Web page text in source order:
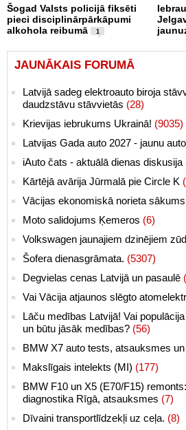
Šogad Valsts policijā fiksēti
pieci disciplinārpārkāpumi
alkohola reibumā
1
JAUNĀKAIS FORUMĀ
Latvijā sadeg elektroauto biroja
daudzstāvu stāvvietās (28)
Krievijas iebrukums Ukrainā! (9035)
Latvijas Gada auto 2027 - jaunu
iAuto čats - aktuālā dienas diskusija
Kārtējā avārija Jūrmalā pie Circle K
Vācijas ekonomiskā norieta
Moto salidojums Ķemeros (6)
Volkswagen jaunajiem dzinējiem
Šofera dienasgrāmata. (5307)
Degvielas cenas Latvijā un pasaulē
Vai Vācija atjaunos slēgto
Lāču medības Latvijā! Vai
un būtu jāsāk medības? (56)
BMW X7 auto tests, atsauksmes
Makslīgais intelekts (MI) (177)
BMW F10 un X5 (E70/F15)
diagnostika Rīgā, atsauksmes (7)
Dīvaini transportlīdzekļi uz ceļa. (8)